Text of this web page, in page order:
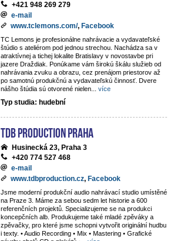
+421 948 269 279
e-mail
www.tclemons.com/, Facebook
TC Lemons je profesionálne nahrávacie a vydavateľské
štúdio s ateliérom pod jednou strechou. Nachádza sa v
atraktívnej a tichej lokalite Bratislavy v novostavbe pri
jazere Draždiak. Ponúkame vám širokú škálu služieb od
nahrávania zvuku a obrazu, cez prenájom priestorov až
po samotnú produkčnú a vydavateľskú činnosť. Dvere
nášho štúdia sú otvorené nielen
více
Typ studia: hudební
TdB Production Praha
Husinecká 23, Praha 3
+420 774 527 468
e-mail
www.tdbproduction.cz, Facebook
Jsme moderní produkční audio nahrávací studio umístěné
na Praze 3. Máme za sebou sedm let historie a 600
referenčních projektů. Specializujeme se na produkci
koncepčních alb. Produkujeme také mladé zpěváky a
zpěvačky, pro které jsme schopni vytvořit originální hudbu
i texty. • Audio Recording • Mix • Mastering • Grafické